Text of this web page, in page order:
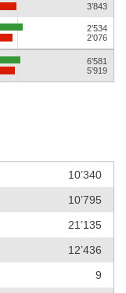
3’843
2’534
2’076
6’581
5’919
10’340
10’795
21’135
12’436
9